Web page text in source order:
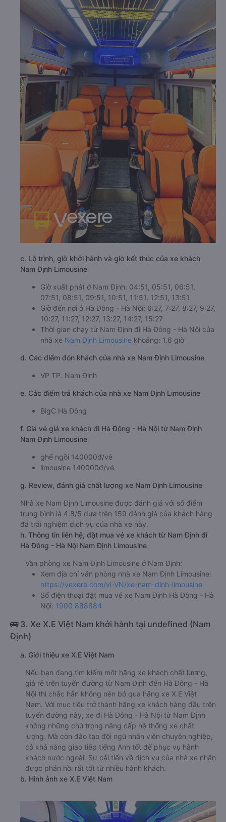
c. Lộ trình, giờ khởi hành và giờ kết thúc của xe khách
Nam Định Limousine
Giờ xuất phát ở Nam Định: 04:51, 05:51, 06:51,
07:51, 08:51, 09:51, 10:51, 11:51, 12:51, 13:51
Giờ đến nơi ở Hà Đông - Hà Nội: 6:27, 7:27, 8:27, 9:27,
10:27, 11:27, 12:27, 13:27, 14:27, 15:27
Thời gian chạy từ Nam Định đi Hà Đông - Hà Nội của
nhà xe Nam Định Limousine khoảng: 1.6 giờ
d. Các điểm đón khách của nhà xe Nam Định Limousine
VP TP. Nam Định
e. Các điểm trả khách của nhà xe Nam Định Limousine
BigC Hà Đông
f. Giá vé giá xe khách đi Hà Đông - Hà Nội từ Nam Định
Nam Định Limousine
ghế ngồi 140000đ/vé
limousine 140000đ/vé
g. Review, đánh giá chất lượng xe Nam Định Limousine
Nhà xe Nam Định Limousine được đánh giá với số điểm
trung bình là 4.8/5 dựa trên 159 đánh giá của khách hàng
đã trải nghiệm dịch vụ của nhà xe này.
h. Thông tin liên hệ, đặt mua vé xe khách từ Nam Định đi
Hà Đông - Hà Nội Nam Định Limousine
Văn phòng xe Nam Định Limousine ở Nam Định:
Xem địa chỉ văn phòng nhà xe Nam Định Limousine:
https://vexere.com/vi-VN/xe-nam-dinh-limousine
Số điện thoại đặt mua vé xe Nam Định Hà Đông - Hà
Nội: 1900 888684
🚌 3. Xe X.E Việt Nam khởi hành tại undefined (Nam
Định)
a. Giới thiệu xe X.E Việt Nam
Nếu bạn đang tìm kiếm một hãng xe khách chất lượng,
giá rẻ trên tuyến đường từ Nam Định đến Hà Đông - Hà
Nội thì chắc hẳn không nên bỏ qua hãng xe X.E Việt
Nam. Với mục tiêu trở thành hãng xe khách hàng đầu trên
tuyến đường này, xe đi Hà Đông - Hà Nội từ Nam Định
không những chú trọng nâng cấp hệ thống xe chất
lượng. Mà còn đào tạo đội ngũ nhân viên chuyên nghiệp,
có khả năng giao tiếp tiếng Anh tốt để phục vụ hành
khách nước ngoài. Sự cải tiến về dịch vụ của nhà xe nhận
được phản hồi rất tốt từ nhiều hành khách.
b. Hình ảnh xe X.E Việt Nam